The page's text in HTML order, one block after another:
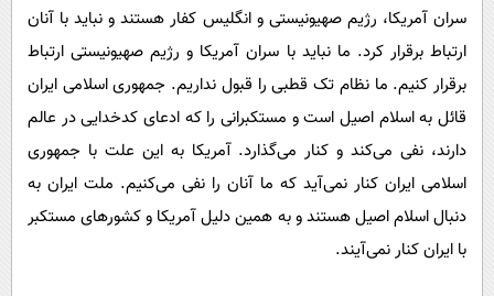
سران آمریکا، رژیم صهیونیستی و انگلیس کفار هستند و نباید با آنان
ارتباط برقرار کرد. ما نباید با سران آمریکا و رژیم صهیونیستی ارتباط
برقرار کنیم. ما نظام تک قطبی را قبول نداریم. جمهوری اسلامی ایران
قائل به اسلام اصیل است و مستکبرانی را که ادعای کدخدایی در عالم
دارند، نفی می‌کند و کنار می‌گذارد. آمریکا به این علت با جمهوری
اسلامی ایران کنار نمی‌آید که ما آنان را نفی می‌کنیم. ملت ایران به
دنبال اسلام اصیل هستند و به همین دلیل آمریکا و کشورهای مستکبر
با ایران کنار نمی‌آیند.